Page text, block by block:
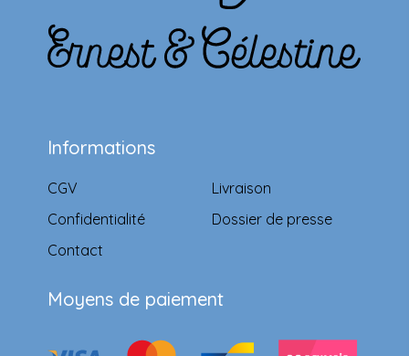
Informations
CGV
Confidentialité
Contact
Livraison
Dossier de presse
Moyens de paiement